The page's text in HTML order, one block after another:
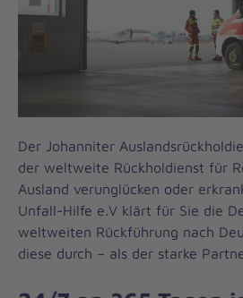
Der Johanniter
der weltweite Rückholdienst für
Ausland verunglücken oder
Unfall-Hilfe e.V klärt für Sie die
weltweiten Rückführung nach
diese durch – als der starke